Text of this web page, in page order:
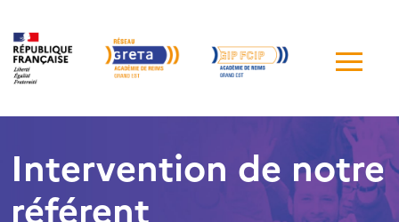
de
Intervention de notre
référent